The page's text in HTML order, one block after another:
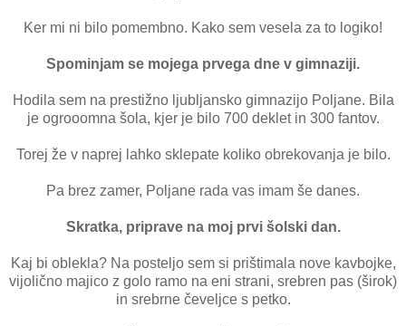
Ker mi ni bilo pomembno. Kako sem vesela za to logiko!
Spominjam se mojega prvega dne v gimnaziji.
Hodila sem na prestižno ljubljansko gimnazijo Poljane. Bila
je ogrooomna šola, kjer je bilo 700 deklet in 300 fantov.
Torej že v naprej lahko sklepate koliko obrekovanja je bilo.
Pa brez zamer, Poljane rada vas imam še danes.
Skratka, priprave na moj prvi šolski dan.
Kaj bi oblekla? Na posteljo sem si prištimala nove kavbojke,
vijolično majico z golo ramo na eni strani, srebren pas (širok)
in srebrne čeveljce s petko.